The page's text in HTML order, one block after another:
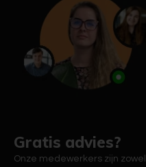
Gratis advies?
Onze medewerkers zijn